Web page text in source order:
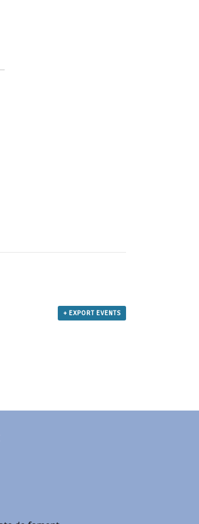
+ EXPORT EVENTS